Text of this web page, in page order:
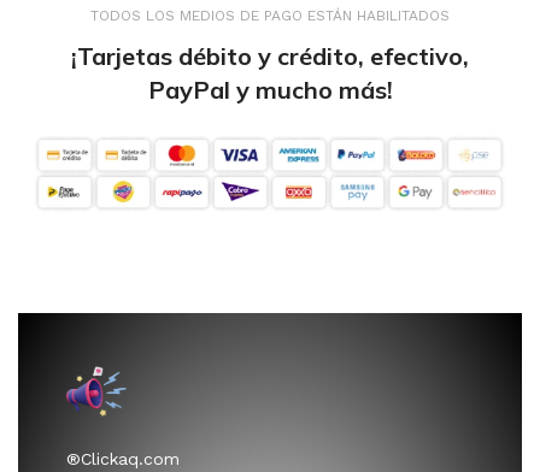
TODOS LOS MEDIOS DE PAGO ESTÁN HABILITADOS
¡Tarjetas débito y crédito, efectivo,
PayPal y mucho más!
®Clickaq.com